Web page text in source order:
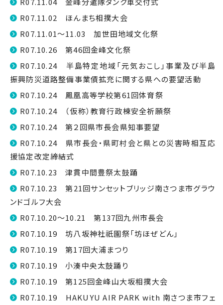
R07.11.02 ほんまち相撲大会
R07.11.01～11.03 加世田地域文化祭
R07.10.26 第46回金峰文化祭
R07.10.24 半島特定地域「元気おこし」事業及び半島
振興防災道路整備事業債拡充に関する県への要望活動
R07.10.24 鳳凰高等学校第61回体育祭
R07.10.24 （仮称）教育行政棟安全祈願祭
R07.10.24 第２回県市長会県知事要望
R07.10.24 県市長会・県町村会と県との災害時相互応
援協定改定締結式
R07.10.23 津貫中間豊祭太鼓踊
R07.10.23 第21回サンセットブリッジ南さつま市グラウ
ンドゴルフ大会
R07.10.20～10.21 第137回九州市長会
R07.10.19 坊八坂神社祇園祭「坊ほぜどん」
R07.10.19 第17回大浦まつり
R07.10.19 小湊中央太鼓踊り
R07.10.19 第125回金峰山大坂相撲大会
R07.10.19 HAKUYU AIR PARK with 南さつま市フェ